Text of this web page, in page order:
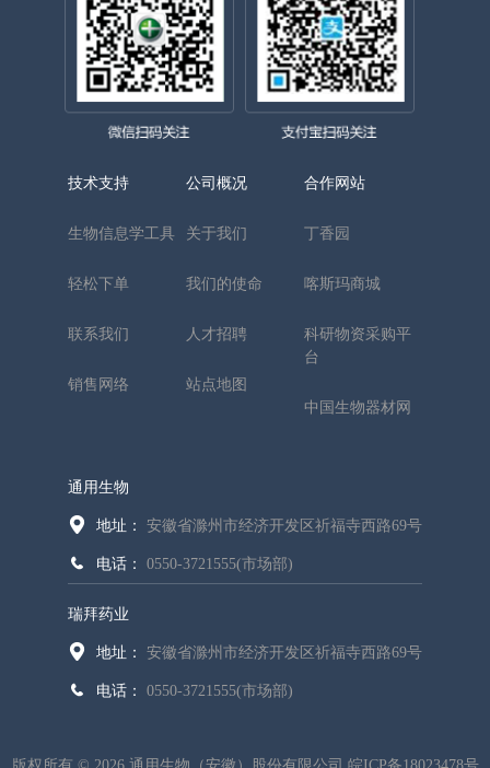
技术支持
生物信息学工具
轻松下单
联系我们
销售网络
公司概况
关于我们
我们的使命
人才招聘
站点地图
合作网站
丁香园
喀斯玛商城
科研物资采购平
台
中国生物器材网
通用生物
地址： 安徽省滁州市经济开发区祈福寺西路69号
电话： 0550-3721555(市场部)
瑞拜药业
地址： 安徽省滁州市经济开发区祈福寺西路69号
电话： 0550-3721555(市场部)